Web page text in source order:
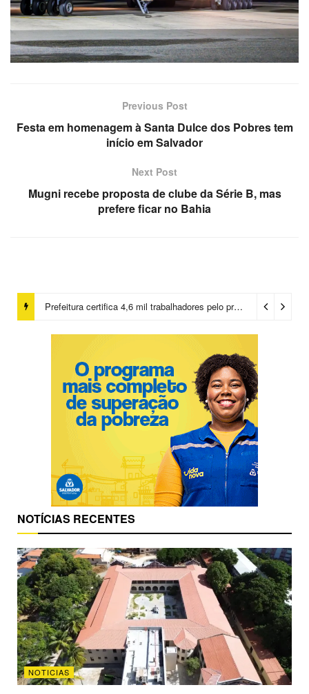
Previous Post
Festa em homenagem à Santa Dulce dos Pobres tem
início em Salvador
Next Post
Mugni recebe proposta de clube da Série B, mas
prefere ficar no Bahia
Prefeitura certifica 4,6 mil trabalhadores pelo programa Treinar para Empregar e realiza Feirão de Empregabilidade
NOTÍCIAS RECENTES
NOTICIAS